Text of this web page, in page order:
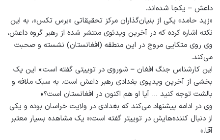
داعش – یکجا شده‌اند.
«زید حامد» یکی از بنیان‌گذاران مرکز تحقیقاتی «برس تکس»، به این
نکته اشاره کرده که در آخرین ویدئوی منتشر شده از رهبر گروه داعش،
وی روی متکایی مروج در این منطقه (افغانستان) نشسته و صحبت
می‌کند.
این کارشناس جنگ افغان – شوروی در توییتی گفته است:« این یک
بخشی از آخرین ویدیوی بغدادی رهبر داعش است. به سبک ملافه و
بالشت توجه کنید … آیا او هم اکنون در افغانستان است؟»
وی در ادامه پیشنهاد می‌کند که بغدادی در ولایت خراسان بوده و یکی
از دنبال کننده‌هایش در توییتر گفته است:« یک مشاهده بسیار معتبر
آقا.»